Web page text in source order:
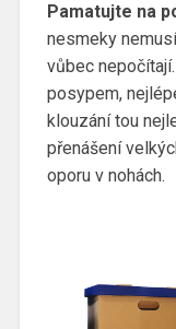
Pamatujte na
nesmeky
vůbec
posypem,
klouzání tou
přenášení
oporu v nohách.